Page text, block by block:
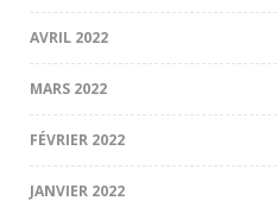
AVRIL 2022
MARS 2022
FÉVRIER 2022
JANVIER 2022